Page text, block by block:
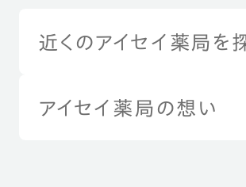
近くのアイセイ薬局を
アイセイ薬局の想い